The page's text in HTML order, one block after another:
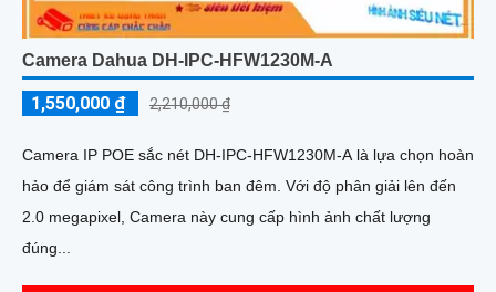
Camera Dahua DH-IPC-HFW1230M-A
1,550,000 ₫ 2,210,000 ₫
Camera IP POE sắc nét DH-IPC-HFW1230M-A là lựa chọn hoàn
hảo để giám sát công trình ban đêm. Với độ phân giải lên đến
2.0 megapixel, Camera này cung cấp hình ảnh chất lượng
đúng...